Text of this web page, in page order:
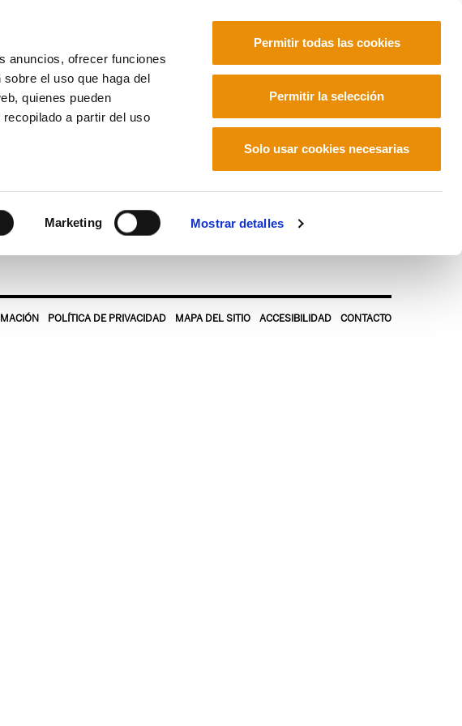
anuncios, ofrecer funciones
el uso que haga del
quienes pueden
a partir del uso
Marketing Mostrar detalles
Permitir todas las cookies
Permitir la selección
Solo usar cookies necesarias
imprescindible frente al saqueo neoliberal Programa
POLÍTICA DE PRIVACIDAD MAPA DEL SITIO ACCESIBILIDAD CONTACTO